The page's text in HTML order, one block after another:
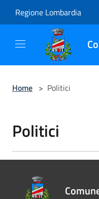
Regione Lombardia
Home > Politici
Politici